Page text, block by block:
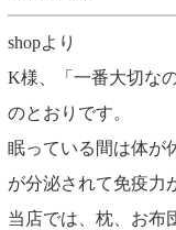
shopより
K様、「一番大切な
のとおりです。
眠っている間は体が
が分泌されて免疫力
当店では、枕、お布